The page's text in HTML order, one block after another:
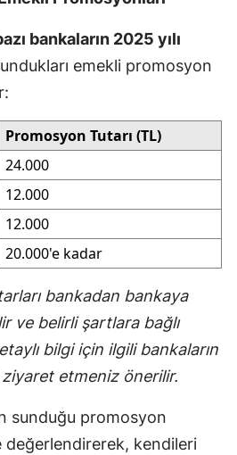
bankaların 2025 yılı
emekli promosyon
Promosyon Tutarı (TL)
24.000
12.000
12.000
20.000'e kadar
bankadan bankaya
ve belirli şartlara bağlı
bilgi için ilgili bankaların
etmeniz önerilir.
sunduğu promosyon
kendileri